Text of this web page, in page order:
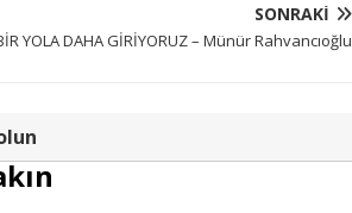
SONRAKI
YOLA DAHA GİRİYORUZ – Münür Rahvancıoğlu